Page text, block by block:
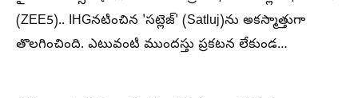
(ZEE5).. IHGనటించిన 'సట్లెజ్' (Satluj)ను అకస్మాత్తుగా
తొలగించింది. ఎటువంటి ముందస్తు ప్రకటన లేకుండ…